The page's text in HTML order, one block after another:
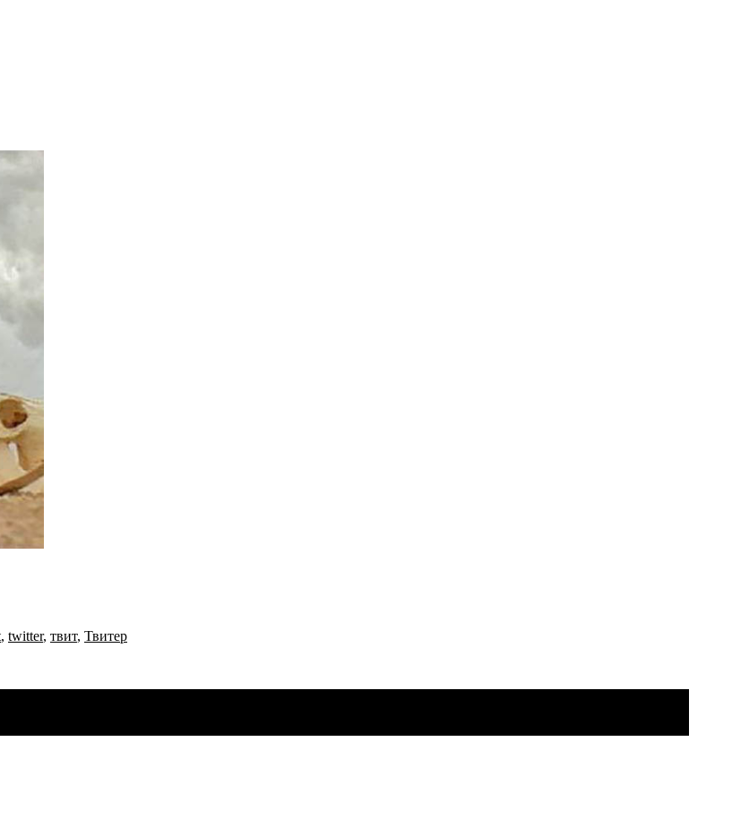
, twitter, твит, Твитер